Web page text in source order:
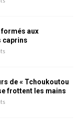
aux
caprins
de « Tchoukoutou
frottent les mains